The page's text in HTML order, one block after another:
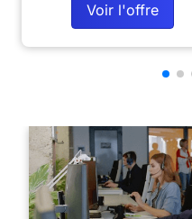
Voir l'offre